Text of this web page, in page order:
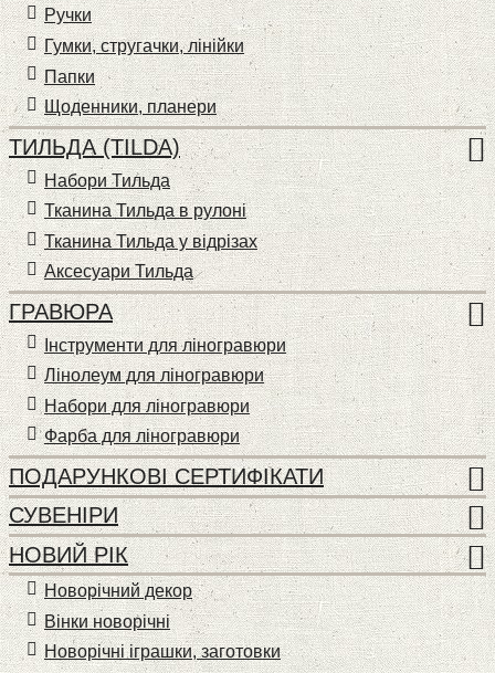
Ручки
Гумки, стругачки, лінійки
Папки
Щоденники, планери
ТИЛЬДА (TILDA)
Набори Тильда
Тканина Тильда в рулоні
Тканина Тильда у відрізах
Аксесуари Тильда
ГРАВЮРА
Інструменти для ліногравюри
Лінолеум для ліногравюри
Набори для ліногравюри
Фарба для ліногравюри
ПОДАРУНКОВІ СЕРТИФІКАТИ
СУВЕНІРИ
НОВИЙ РІК
Новорічний декор
Вінки новорічні
Новорічні іграшки, заготовки